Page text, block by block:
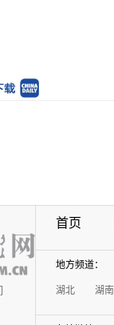
首页
地方频道：
湖北 湖南